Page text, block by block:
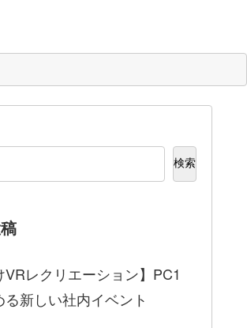
検索
VRレクリエーション】PC1
新しい社内イベント